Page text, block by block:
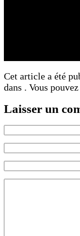
Cet article a été
dans . Vous
Laisser un